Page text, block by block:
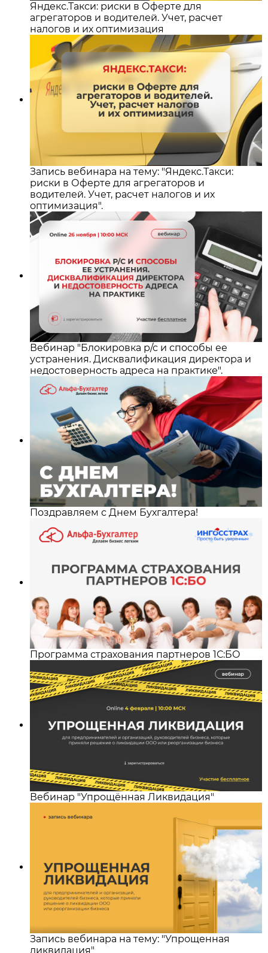
Яндекс.Такси: риски в Оферте для
агрегаторов и водителей. Учет, расчет
налогов и их оптимизация
Запись вебинара на тему: "Яндекс.Такси:
риски в Оферте для агрегаторов и
водителей. Учет, расчет налогов и их
оптимизация".
Вебинар "Блокировка р/с и способы ее
устранения. Дисквалификация директора и
недостоверность адреса на практике".
Поздравляем с Днем Бухгалтера!
Программа страхования партнеров 1С:БО
Вебинар "Упрощённая Ликвидация"
Запись вебинара на тему: "Упрощенная
ликвидация"